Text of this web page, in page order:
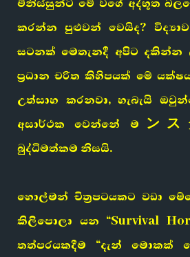
මිනිස්සුන්ට මේ වගේ අද්භූත
කරන්න පුළුවන් වෙයිද?
සටනක් මෙතැනදී අපිට දකින්න
ප්‍රධාන චරිත කිහිපයක් මේ
උත්සාහ කරනවා, හැබැයි
අසාර්ථක වෙන්නේ මン
බුද්ධිමත්කම නිසයි.
හොල්මන් චිත්‍රපටයකට වඩා
කිලිපොලා යන “Survival
තත්පරයකදීම “දැන් මොකක්